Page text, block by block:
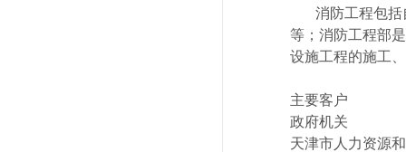
消防工程包括
等；消防工程部
设施工程的施工
主要客户
政府机关
天津市人力资源